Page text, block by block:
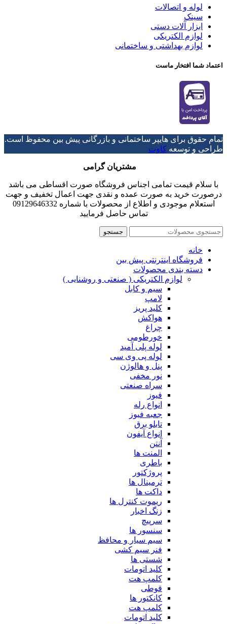
لوله و اتصالات
سینک
ابزار آلات دستی
لوازم الکتریکی
لوازم بهداشتی و ساختمانی
اعتماد شما افتخار ماست
تمام حقوق برای هایپر ساختمانی و بازرگانی پیش بین محفوظ است.
طراحی و توسعه کاوت
مشتریان گرامی
با سلام قیمت تمامی اجناس فروشگاه صورت اقساطی می باشد
درصورت خرید به صورت عمده و نقدی جهت اعمال تخفیف و جهت
استعلام موجودی و اطلاع از محصولات با شماره 09129646332
تماس حاصل فرمایید
جستجو
خانه
فروشگاه اینترنتی پیش بین
دسته بندی محصولات
لوازم الکتریکی ( صنعتی و روشنایی )
سیم و کابل
لامپ
کلید پریز
هواکش
چراغ
خورطومی
لوله پلی آمید
لوله پی وی سی
پنل و هالوژن
نور مخفی
سراه صنعتی
فیوز
انواع رله
جعبه فیوز
تابلو برق
انواع آیفون
آنتن
المنت ها
باطری
پروژکتور
ترمینال ها
داکت ها
ریموت کنترل ها
زنگ اخبار
سرپیچ
سنسور ها
سیم سیار و محافظ
فنر سیم کشی
شستی ها
کلید اتومات
کلمپ هت
قوطی
کانکتور ها
کلمپ هت
کلید اتومات